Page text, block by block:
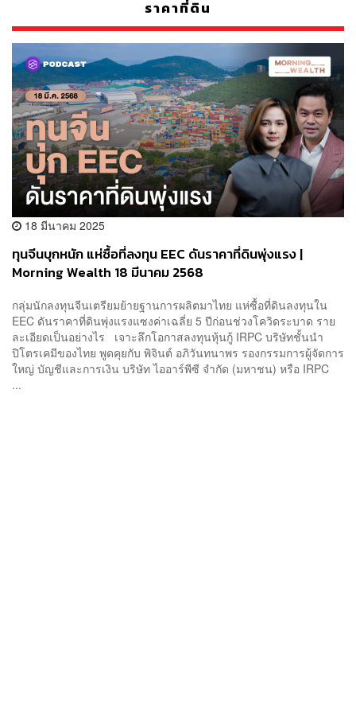
ราคาที่ดิน
18 มีนาคม 2025
ทุนจีนบุกหนัก แห่ซื้อที่ลงทุน EEC ดันราคาที่ดินพุ่งแรง |
Morning Wealth 18 มีนาคม 2568
กลุ่มนักลงทุนจีนเตรียมย้ายฐานการผลิตมาไทย แห่ซื้อที่ดินลงทุนใน
EEC ดันราคาที่ดินพุ่งแรงแซงค่าเฉลี่ย 5 ปีก่อนช่วงโควิดระบาด ราย
ละเอียดเป็นอย่างไร เจาะลึกโอกาสลงทุนหุ้นกู้ IRPC บริษัทชั้นนำ
ปิโตรเคมีของไทย พูดคุยกับ พิจินต์ อภิวันทนาพร รองกรรมการผู้จัดการ
ใหญ่ บัญชีและการเงิน บริษัท ไออาร์พีซี จำกัด (มหาชน) หรือ IRPC
...